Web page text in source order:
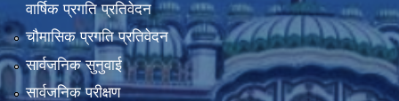
वार्षिक प्रगति प्रतिवेदन
चौमासिक प्रगति प्रतिवेदन
सार्वजनिक सुनुवाई
सार्वजनिक परीक्षण